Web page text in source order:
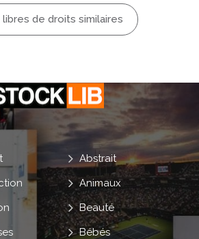
libres de droits similaires
Abstrait
Animaux
Beauté
Bébés